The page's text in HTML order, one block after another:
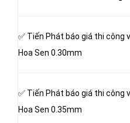
✅ Tiến Phát báo giá thi công
Hoa Sen 0.30mm
✅ Tiến Phát báo giá thi công
Hoa Sen 0.35mm